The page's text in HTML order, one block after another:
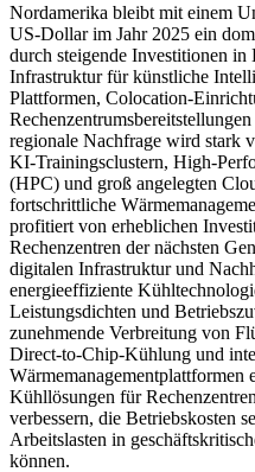
Nordamerika bleibt mit einem
US-Dollar im Jahr 2025 ein
durch steigende Investitionen in
Infrastruktur für künstliche
Plattformen, Colocation-
regionale Nachfrage wird stark
KI-Trainingsclustern, High-
(HPC) und groß angelegten
fortschrittliche
profitiert von erheblichen
Rechenzentren der nächsten
digitalen Infrastruktur und
energieeffiziente
Leistungsdichten und
zunehmende Verbreitung von
Direct-to-Chip-Kühlung und
Wärmemanagementplattformen
Kühllösungen für
verbessern, die Betriebskosten
Arbeitslasten in
können.